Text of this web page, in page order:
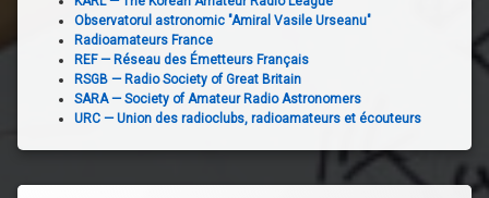
Observatorul astronomic "Amiral Vasile Urseanu"
Radioamateurs France
REF — Réseau des Émetteurs Français
RSGB — Radio Society of Great Britain
SARA — Society of Amateur Radio Astronomers
URC — Union des radioclubs, radioamateurs et écouteurs